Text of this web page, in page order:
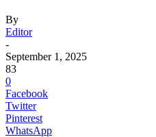
By
Editor
-
September 1, 2025
83
0
Facebook
Twitter
Pinterest
WhatsApp